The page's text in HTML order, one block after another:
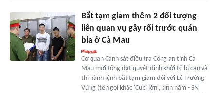
Bắt tạm giam thêm 2 đối tượng
liên quan vụ gây rối trước quán
bia ở Cà Mau
Cơ quan Cảnh sát điều tra Công an tỉnh Cà
Mau mới tống đạt quyết định khởi tố bị can và
thi hành lệnh bắt tạm giam đối với Lê Trường
Vửng (tên gọi khác 'Cubi lớn', sinh năm - SN